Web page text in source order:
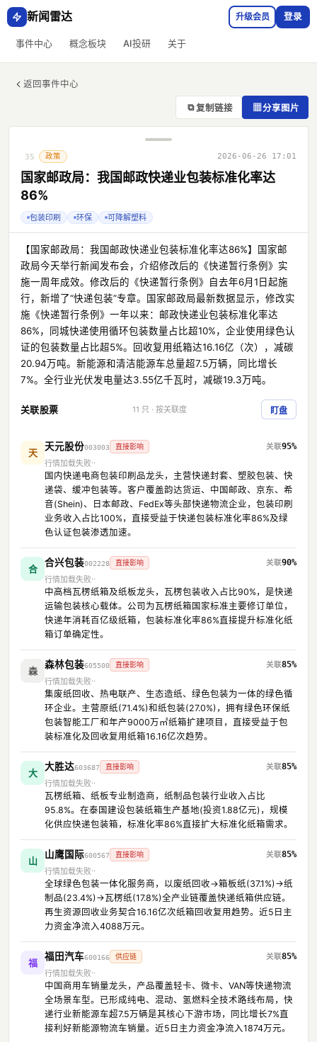
新闻雷达
事件中心 概念板块 AI投研 关于
升级会员 登录
返回事件中心
⧉ 复制链接 ▦分享图片
35 政策 2026-06-26 17:01
国家邮政局：我国邮政快递业包装标准化率达
86%
包装印刷 环保 可降解塑料
【国家邮政局：我国邮政快递业包装标准化率达86%】国家邮
政局今天举行新闻发布会，介绍修改后的《快递暂行条例》实
施一周年成效。修改后的《快递暂行条例》自去年6月1日起施
行，新增了“快递包装”专章。国家邮政局最新数据显示，修改实
施《快递暂行条例》一年以来：邮政快递业包装标准化率达
86%，同城快递使用循环包装数量占比超10%，企业使用绿色认
证的包装数量占比超5%。回收复用纸箱达16.16亿（次），减碳
20.94万吨。新能源和清洁能源车总量超7.5万辆，同比增长
7%。全行业光伏发电量达3.55亿千瓦时，减碳19.3万吨。
关联股票 11 只 · 按关联度 盯盘
天
天元股份003003 直接影响
95%
行情加载失败
国内快递电商包装印刷品龙头，主营快递封套、塑胶包装、快
递袋、缓冲包装等。客户覆盖韵达货运、中国邮政、京东、希
音(Shein)、日本邮政、FedEx等头部快递物流企业，包装印刷
业务收入占比100%，直接受益于快递包装标准化率86%及绿
色认证包装渗透加速。
合
合兴包装002228 直接影响
90%
行情加载失败
中高档瓦楞纸箱及纸板龙头，瓦楞包装收入占比90%，是快递
运输包装核心载体。公司为瓦楞纸箱国家标准主要修订单位，
快递年消耗百亿级纸箱，包装标准化率86%直接提升标准化纸
箱订单确定性。
森
森林包装605500 直接影响
85%
行情加载失败
集废纸回收、热电联产、生态造纸、绿色包装为一体的绿色循
环企业。主营原纸(71.4%)和纸包装(27.0%)，拥有绿色环保纸
包装智能工厂和年产9000万㎡纸箱扩建项目，直接受益于包
装标准化及回收复用纸箱16.16亿次趋势。
大
大胜达603687 直接影响
85%
行情加载失败
瓦楞纸箱、纸板专业制造商，纸制品包装行业收入占比
95.8%。在泰国建设包装纸箱生产基地(投资1.88亿元)，规模
化供应快递包装箱，标准化率86%直接扩大标准化纸箱需求。
山
山鹰国际600567 直接影响
85%
行情加载失败
全球绿色包装一体化服务商，以废纸回收→箱板纸(37.1%)→纸
制品(23.4%)→瓦楞纸(17.8%)全产业链覆盖快递纸箱供应链。
再生资源回收业务契合16.16亿次纸箱回收复用趋势。近5日主
力资金净流入4088万元。
福
福田汽车600166 供应链
85%
行情加载失败
中国商用车销量龙头，产品覆盖轻卡、微卡、VAN等快递物流
全场景车型。已形成纯电、混动、氢燃料全技术路线布局，快
递行业新能源车超7.5万辆是其核心下游市场，同比增长7%直
接利好新能源物流车销量。近5日主力资金净流入1874万元。